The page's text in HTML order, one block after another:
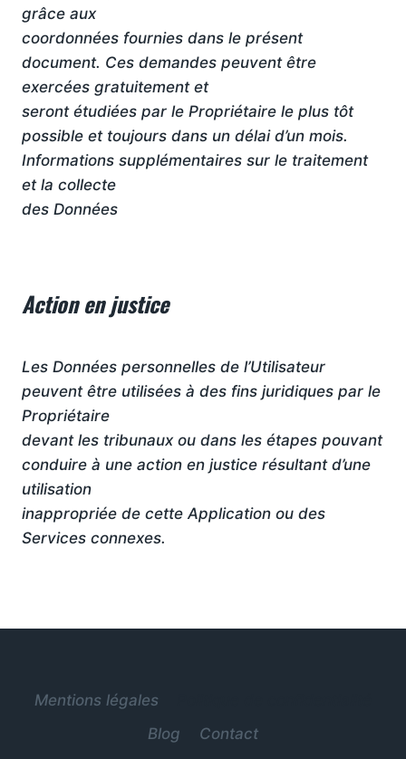
grâce aux
coordonnées fournies dans le présent
document. Ces demandes peuvent être
exercées gratuitement et
seront étudiées par le Propriétaire le plus tôt
possible et toujours dans un délai d’un mois.
Informations supplémentaires sur le traitement
et la collecte
des Données
Action en justice
Les Données personnelles de l’Utilisateur
peuvent être utilisées à des fins juridiques par le
Propriétaire
devant les tribunaux ou dans les étapes pouvant
conduire à une action en justice résultant d’une
utilisation
inappropriée de cette Application ou des
Services connexes.
Mentions légales
Blog
Contact